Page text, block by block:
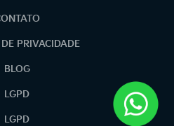
PRIVACIDADE
BLOG
LGPD
LGPD